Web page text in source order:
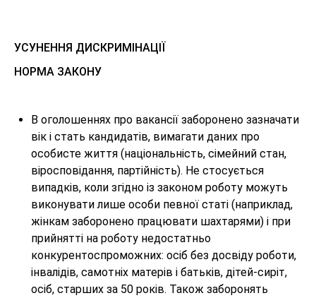
УСУНЕННЯ ДИСКРИМІНАЦІЇ
НОРМА ЗАКОНУ
В оголошеннях про вакансії заборонено зазначати
вік і стать кандидатів, вимагати даних про
особисте життя (національність, сімейний стан,
віросповідання, партійність). Не стосується
випадків, коли згідно із законом роботу можуть
виконувати лише особи певної статі (наприклад,
жінкам заборонено працювати шахтарями) і при
прийнятті на роботу недостатньо
конкурентоспроможних: осіб без досвіду роботи,
інвалідів, самотніх матерів і батьків, дітей-сиріт,
осіб, старших за 50 років. Також заборонять